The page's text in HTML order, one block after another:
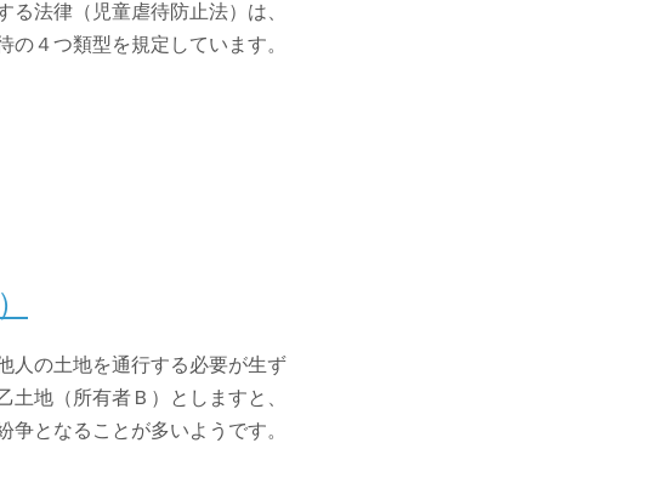
法律（児童虐待防止法）は、
４つ類型を規定しています。
人の土地を通行する必要が生ず
地（所有者Ｂ）としますと、
となることが多いようです。